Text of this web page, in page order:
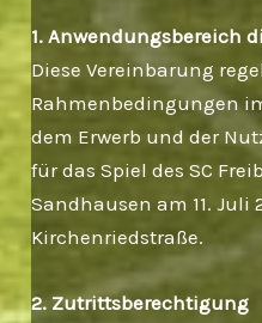
1. Anwendungsbereich
Diese Vereinbarung
Rahmenbedingungen
dem Erwerb und der
für das Spiel des SC
Sandhausen am 11. Juli
Kirchenriedstraße.
2. Zutrittsberechtigung